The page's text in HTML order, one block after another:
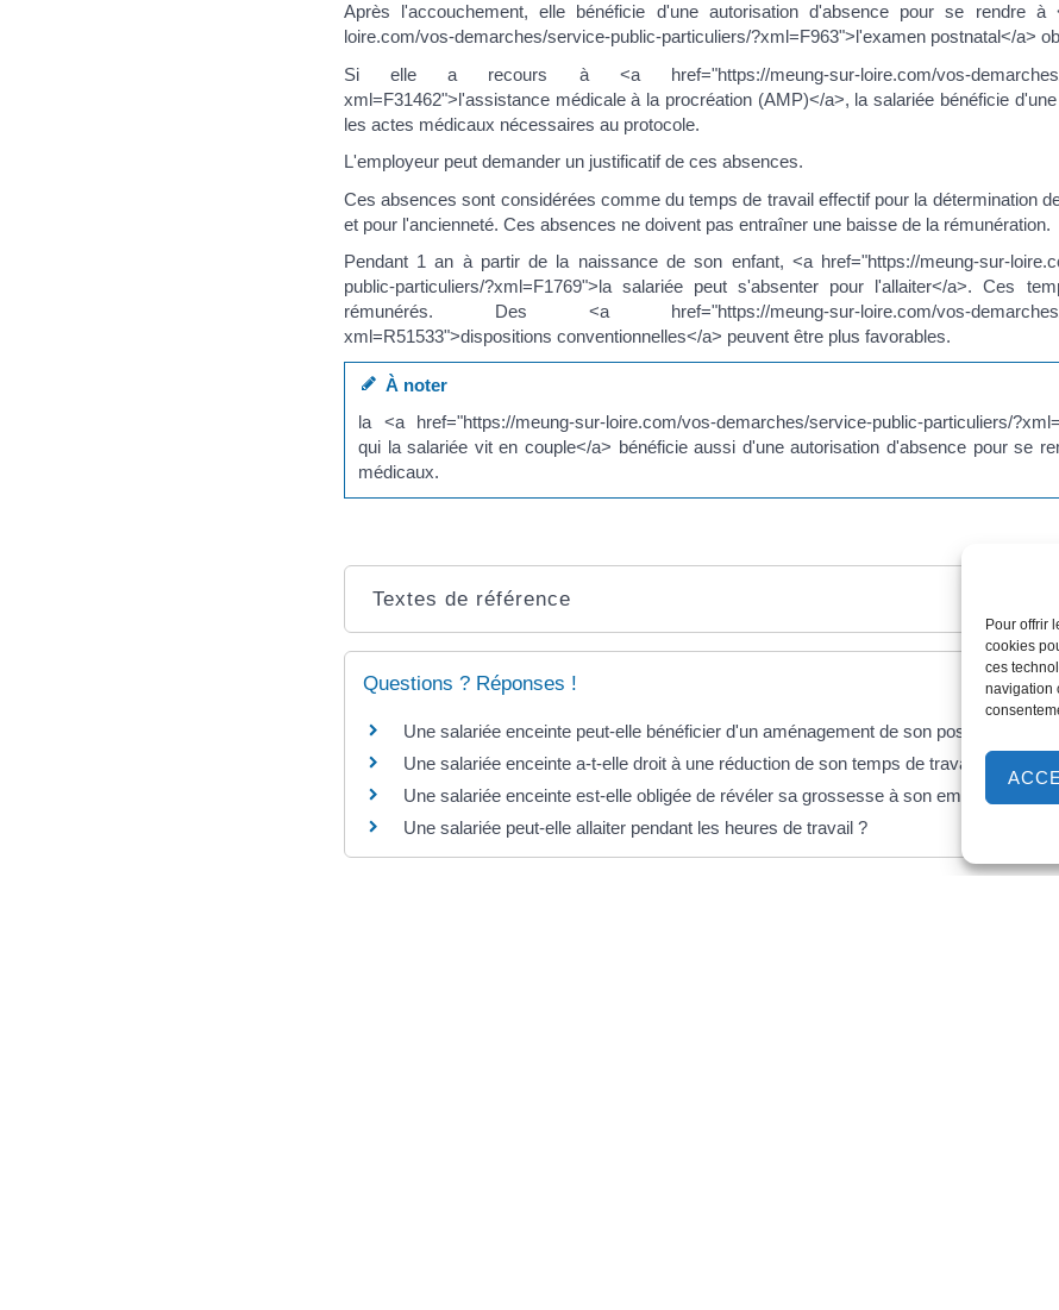
Pour offrir
cookies
ces
navigation
Après l'accouchement, elle bénéficie d'une autorisation d'absence pour se rendre à
loire.com/vos-demarches/service-public-particuliers/?xml=F963">l'examen postnatal</a>
Si elle a recours à <a href="https://meung-sur-loire.com/vos-demarches/
xml=F31462">l'assistance médicale à la procréation (AMP)</a>, la salariée bénéficie
les actes médicaux nécessaires au protocole.
L'employeur peut demander un justificatif de ces absences.
Ces absences sont considérées comme du temps de travail effectif pour la détermination
et pour l'ancienneté. Ces absences ne doivent pas entraîner une baisse de la rémunération.
Pendant 1 an à partir de la naissance de son enfant, <a href="https://meung-sur-
public-particuliers/?xml=F1769">la salariée peut s'absenter pour l'allaiter</a>. Ces
rémunérés. Des <a href="https://meung-sur-loire.com/vos-demarches/
xml=R51533">dispositions conventionnelles</a> peuvent être plus favorables.
À noter
la <a href="https://meung-sur-loire.com/vos-demarches/service-public-particuliers/
qui la salariée vit en couple</a> bénéficie aussi d'une autorisation d'absence pour se
médicaux.
Textes de référence
Questions ? Réponses !
Une salariée enceinte peut-elle bénéficier d'un aménagement de son poste de travail ?
Une salariée enceinte a-t-elle droit à une réduction de son temps de travail ?
Une salariée enceinte est-elle obligée de révéler sa grossesse à son employeur ?
Une salariée peut-elle allaiter pendant les heures de travail ?